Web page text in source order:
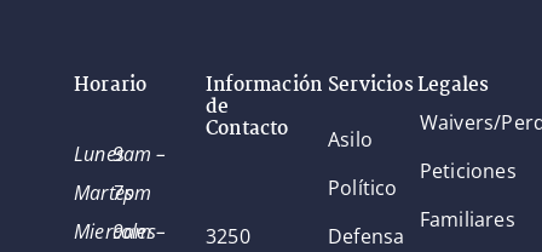
Horario
Lunes
Martes
Miercoles
9am –
7pm
9am –
Información
de
Contacto
3250
Servicios Legales
Asilo
Político
Defensa
Waivers/
Peticiones
Familiares